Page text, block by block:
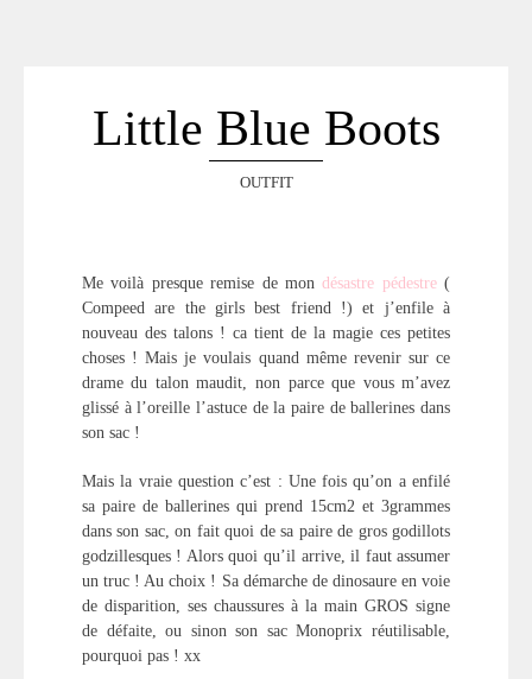
LOOKBOOK
ARCHIVES
Little Blue Boots
OUTFIT
Me voilà presque remise de mondésastre pédestre(
Compeed are the girls best friend !) et j’enfile à
nouveau des talons ! ca tient de la magie ces petites
choses ! Mais je voulais quand même revenir sur ce
drame du talon maudit, non parce que vous m’avez
glissé à l’oreille l’astuce de la paire de ballerines dans
son sac !
Mais la vraie question c’est : Une fois qu’on a enfilé
sa paire de ballerines qui prend 15cm2 et 3grammes
dans son sac, on fait quoi de sa paire de gros godillots
godzillesques ! Alors quoi qu’il arrive, il faut assumer
un truc ! Au choix ! Sa démarche de dinosaure en voie
de disparition, ses chaussures à la main GROS signe
de défaite, ou sinon son sac Monoprix réutilisable,
pourquoi pas ! xx